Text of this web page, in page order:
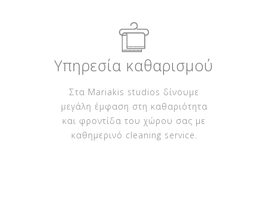
Υπηρεσία καθαρισμού
Στα Mariakis studios δίνουμε
μεγάλη έμφαση στη καθαριότητα
και φροντίδα του χώρου σας με
καθημερινό cleaning service.